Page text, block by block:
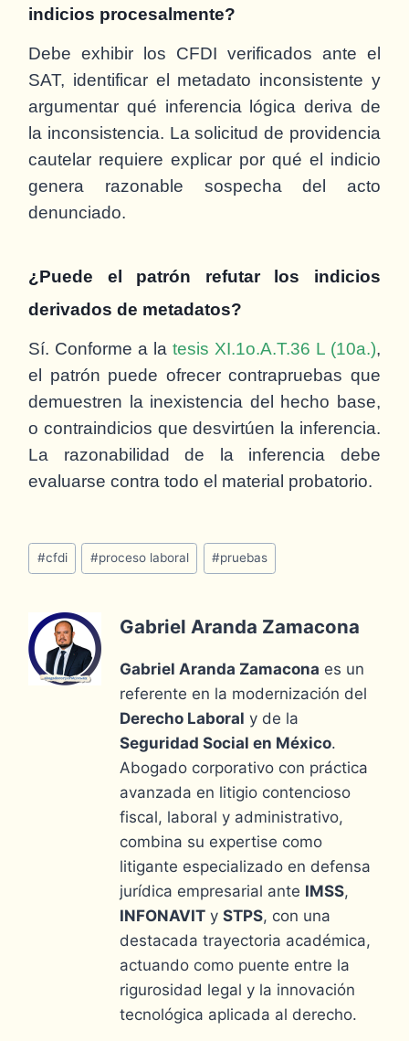
indicios procesalmente?
Debe exhibir los CFDI verificados ante el
SAT, identificar el metadato inconsistente y
argumentar qué inferencia lógica deriva de
la inconsistencia. La solicitud de providencia
cautelar requiere explicar por qué el indicio
genera razonable sospecha del acto
denunciado.
¿Puede el patrón refutar los indicios
derivados de metadatos?
Sí. Conforme a la tesis XI.1o.A.T.36 L (10a.),
el patrón puede ofrecer contrapruebas que
demuestren la inexistencia del hecho base,
o contraindicios que desvirtúen la inferencia.
La razonabilidad de la inferencia debe
evaluarse contra todo el material probatorio.
#cfdi #proceso laboral #pruebas
Gabriel Aranda Zamacona
Gabriel Aranda Zamacona es un
referente en la modernización del
Derecho Laboral y de la
Seguridad Social en México.
Abogado corporativo con práctica
avanzada en litigio contencioso
fiscal, laboral y administrativo,
combina su expertise como
litigante especializado en defensa
jurídica empresarial ante IMSS,
INFONAVIT ySTPS, con una
destacada trayectoria académica,
actuando como puente entre la
rigurosidad legal y la innovación
tecnológica aplicada al derecho.